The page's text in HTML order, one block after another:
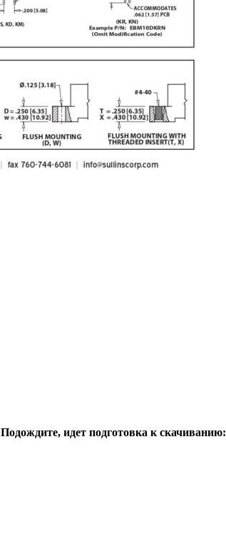
Подождите, идет подготовка к скачиванию: